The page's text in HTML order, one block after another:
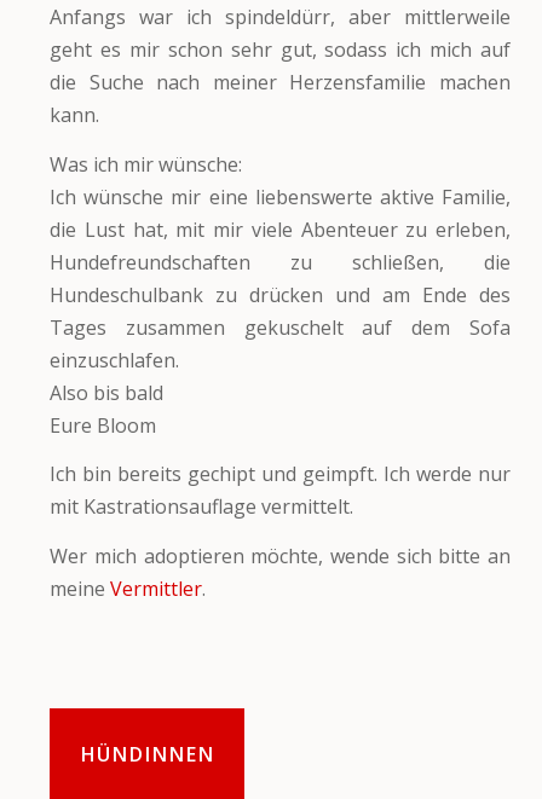
Anfangs war ich spindeldürr, aber mittlerweile
geht es mir schon sehr gut, sodass ich mich auf
die Suche nach meiner Herzensfamilie machen
kann.
Was ich mir wünsche:
Ich wünsche mir eine liebenswerte aktive Familie,
die Lust hat, mit mir viele Abenteuer zu erleben,
Hundefreundschaften zu schließen, die
Hundeschulbank zu drücken und am Ende des
Tages zusammen gekuschelt auf dem Sofa
einzuschlafen.
Also bis bald
Eure Bloom
Ich bin bereits gechipt und geimpft. Ich werde nur
mit Kastrationsauflage vermittelt.
Wer mich adoptieren möchte, wende sich bitte an
meineVermittler.
HÜNDINNEN